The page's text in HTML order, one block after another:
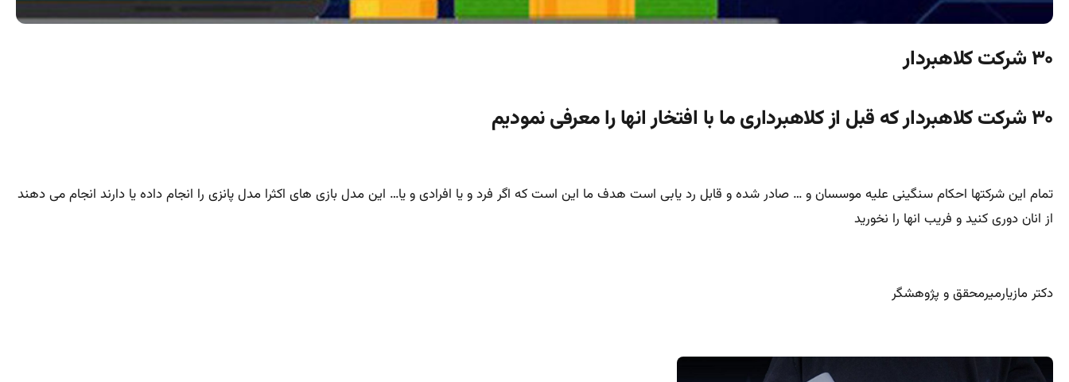
۳۰ شرکت کلاهبردار
۳۰ شرکت کلاهبردار که قبل از کلاهبرداری ما با افتخار انها را معرفی نمودیم
تمام این شرکتها احکام سنگینی علیه موسسان و … صادر شده و قابل رد یابی است هدف ما این است که اگر فرد و یا افرادی و یا… این مدل بازی های اکثرا مدل پانزی را انجام داده یا دارند انجام می دهند
از انان دوری کنید و فریب انها را نخورید
دکتر مازیارمیرمحقق و پژوهشگر